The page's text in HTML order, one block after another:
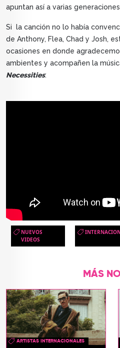
apuntan así a varias
Si la canción no lo había
de Anthony, Flea, Chad y Josh,
ocasiones en donde
ambientes y acompañen la
Necessities:
NUEVOS
VIDEOS
MÁS
ARTISTAS INTERNACIONALES